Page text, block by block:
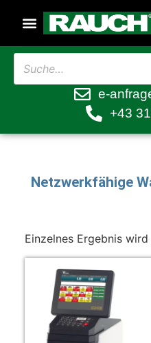
e-
+43
Netzwerkfähige
Einzelnes Ergebnis